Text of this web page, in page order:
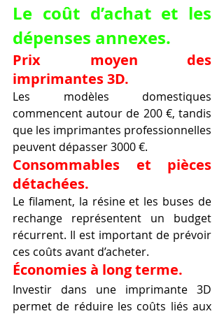
Le coût d’achat et les
dépenses annexes.
Prix moyen des
imprimantes 3D.
Les modèles domestiques
commencent autour de 200 €, tandis
que les imprimantes professionnelles
peuvent dépasser 3000 €.
Consommables et pièces
détachées.
Le filament, la résine et les buses de
rechange représentent un budget
récurrent. Il est important de prévoir
ces coûts avant d’acheter.
Économies à long terme.
Investir dans une imprimante 3D
permet de réduire les coûts liés aux